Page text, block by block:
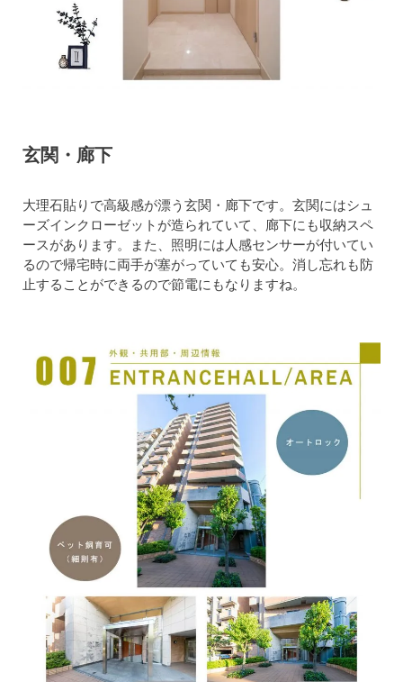
玄関・廊下
大理石貼りで高級感が漂う玄関・廊下です。玄関にはシュ
ーズインクローゼットが造られていて、廊下にも収納スペ
ースがあります。また、照明には人感センサーが付いてい
るので帰宅時に両手が塞がっていても安心。消し忘れも防
止することができるので節電にもなりますね。